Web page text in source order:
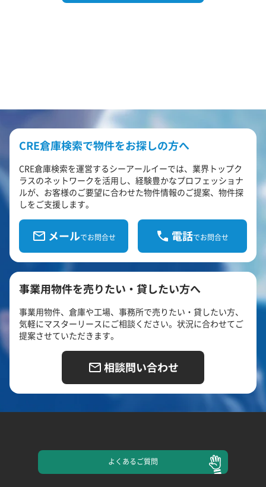
CRE倉庫検索で物件をお探しの方へ
CRE倉庫検索を運営するシーアールイーでは、業界トップク
ラスのネットワークを活用し、経験豊かなプロフェッショナ
ルが、お客様のご要望に合わせた物件情報のご提案、物件探
しをご支援します。
メールでお問合せ 電話でお問合せ
事業用物件を売りたい・貸したい方へ
事業用物件、倉庫や工場、事務所で売りたい・貸したい方、
気軽にマスターリースにご相談ください。状況に合わせてご
提案させていただきます。
相談問い合わせ
よくあるご質問